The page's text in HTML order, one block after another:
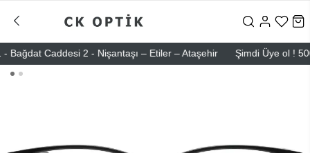
Caddesi 2 - Nişantaşı – Etiler – Ataşehir Şimdi Üye ol ! 5000